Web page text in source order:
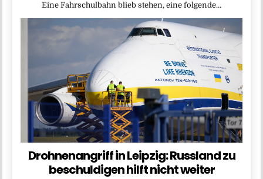
Eine Fahrschulbahn blieb stehen, eine folgende…
Drohnenangriff in Leipzig: Russland zu
beschuldigen hilft nicht weiter